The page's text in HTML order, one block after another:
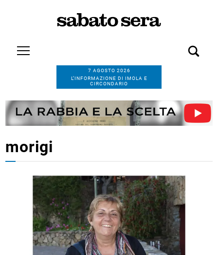
7 AGOSTO 2026
L’INFORMAZIONE DI IMOLA E
CIRCONDARIO
morigi